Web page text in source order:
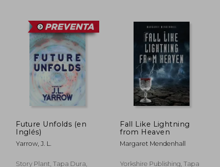
dcto. $ 1.233 dcto.
Future Unfolds (en
Inglés)
Yarrow, J. L.
Story Plant, Tapa Dura,
Fall Like Lightning
from Heaven
Margaret Mendenhall
Yorkshire Publishing, Tapa